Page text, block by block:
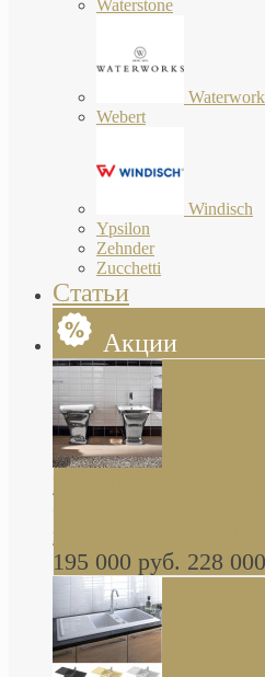
Waterstone
Webert
Windisch
Ypsilon
Zehnder
Zucchetti
Статьи
Акции
Butterfly Scarabeo
глянцевая платина В
195 000 руб. 228